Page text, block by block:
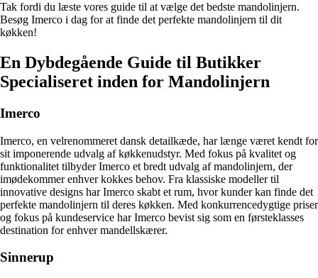
Tak fordi du læste vores guide til at vælge det bedste mandolinjern.
Besøg Imerco i dag for at finde det perfekte mandolinjern til dit
køkken!
En Dybdegående Guide til Butikker
Specialiseret inden for Mandolinjern
Imerco
Imerco, en velrenommeret dansk detailkæde, har længe været kendt for
sit imponerende udvalg af køkkenudstyr. Med fokus på kvalitet og
funktionalitet tilbyder Imerco et bredt udvalg af mandolinjern, der
imødekommer enhver kokkes behov. Fra klassiske modeller til
innovative designs har Imerco skabt et rum, hvor kunder kan finde det
perfekte mandolinjern til deres køkken. Med konkurrencedygtige priser
og fokus på kundeservice har Imerco bevist sig som en førsteklasses
destination for enhver mandellskærer.
Sinnerup